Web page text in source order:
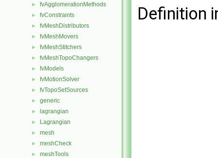
► fvAgglomerationMethods
► fvConstraints
► fvMeshDistributors
► fvMeshMovers
► fvMeshStitchers
► fvMeshTopoChangers
► fvModels
► fvMotionSolver
► fvTopoSetSources
► generic
► lagrangian
► Lagrangian
► mesh
► meshCheck
► meshTools
Definition